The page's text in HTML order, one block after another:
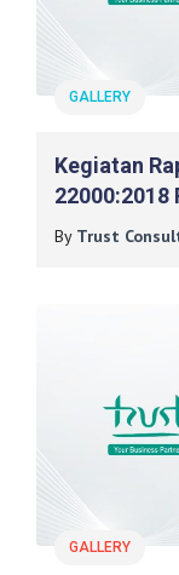
GALLERY
Kegiatan
22000:2018
Sukabumi
By Trust
GALLERY